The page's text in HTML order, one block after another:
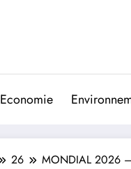
Economie
26 MONDIAL 2026 –